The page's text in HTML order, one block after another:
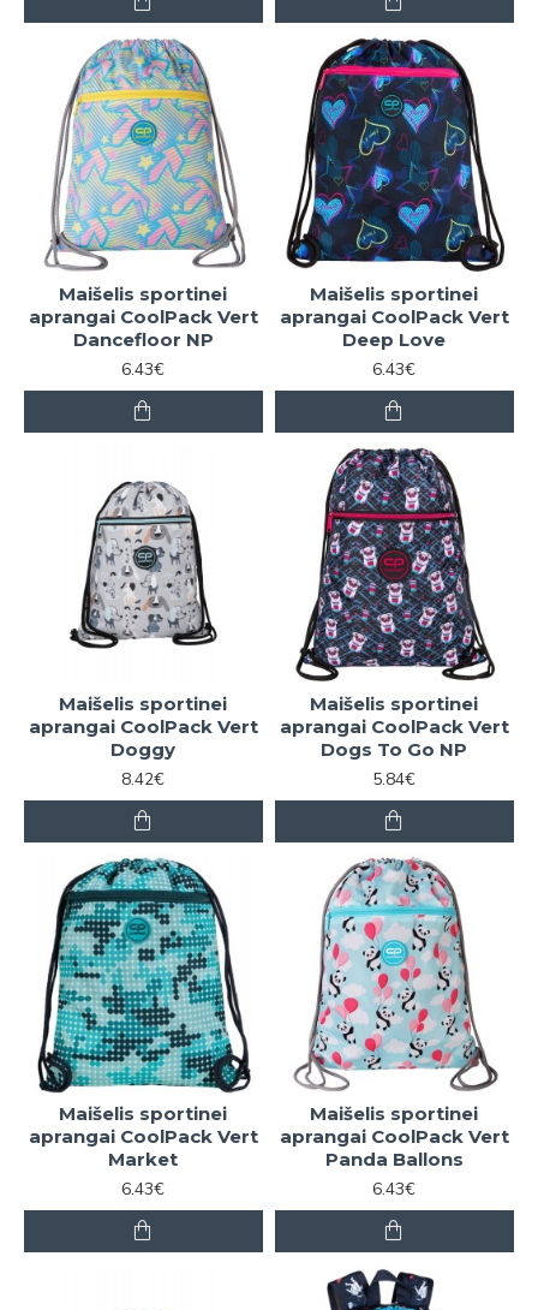
Maišelis sportinei
aprangai CoolPack Vert
Dancefloor NP
6.43€
Maišelis sportinei
aprangai CoolPack Vert
Deep Love
6.43€
Maišelis sportinei
aprangai CoolPack Vert
Doggy
8.42€
Maišelis sportinei
aprangai CoolPack Vert
Dogs To Go NP
5.84€
Maišelis sportinei
aprangai CoolPack Vert
Market
6.43€
Maišelis sportinei
aprangai CoolPack Vert
Panda Ballons
6.43€